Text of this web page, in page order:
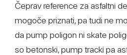
Čeprav reference za asfaltni
mogoče priznati, pa tudi ne
da pump poligon ni skate
so betonski, pump tracki pa